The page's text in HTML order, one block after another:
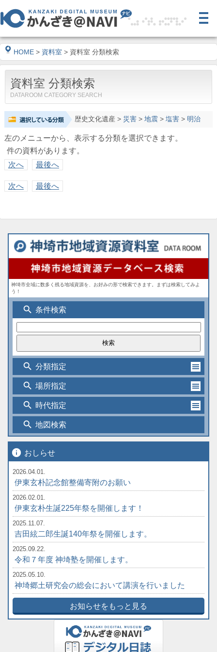
HOME > 資料室 > 資料室 分類検索
資料室 分類検索
DATAROOM CATEGORY SEARCH
歴史文化遺産> 災害> 地震> 塩害> 明治
左のメニューから、表示する分類を選択できます。
件の資料があります。
次へ
最後へ
次へ 最後へ
神埼市全域に数多く残る地域資源を、お好みの形で検索できます。まずは検索してみよ
う！
search 条件検索
search 分類指定
search 場所指定
search 時代指定
search 地図検索
info おしらせ
2026.04.01.
伊東玄朴記念館整備寄附のお願い
2026.02.01.
伊東玄朴生誕225年祭を開催します！
2025.11.07.
吉田絃二郎生誕140年祭を開催します。
2025.09.22.
令和７年度 神埼塾を開催します。
2025.05.10.
神埼郷土研究会の総会において講演を行いました
お知らせをもっと見る